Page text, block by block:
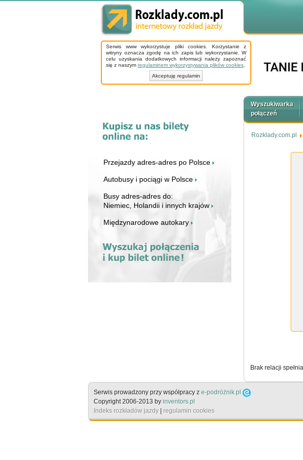
Serwis www wykorzystuje pliki cookies. Korzystanie z
witryny oznacza zgodę na ich zapis lub wykorzystanie. W
celu uzyskania dodatkowych informacji należy zapoznać
się z naszym regulaminem wykorzystywania plików cookies
Akceptuję regulamin
Przejazdy adres-adres po Polsce
Autobusy i pociągi w Polsce
Busy adres-adres do:
Niemiec, Holandii i innych krajów
Międzynarodowe autokary
Wyszukiwarka
połączeń
Rozklady.com.pl
Brak relacji
Serwis prowadzony przy współpracy z e-podróżnik.pl
Copyright 2006-2013 by inventors.pl
Indeks rozkładów jazdy
regulamin cookies